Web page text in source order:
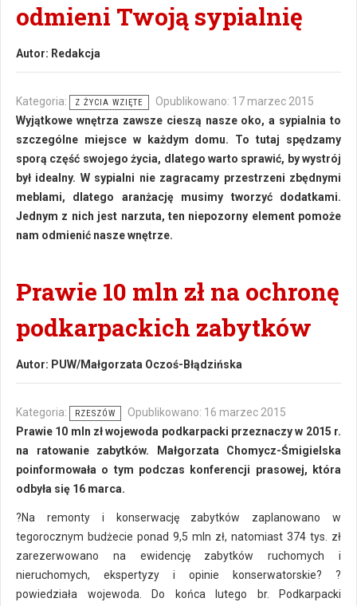
odmieni Twoją sypialnię
Autor: Redakcja
Kategoria: Z ŻYCIA WZIĘTE
Opublikowano: 17 marzec 2015
Wyjątkowe wnętrza zawsze cieszą nasze oko, a sypialnia to
szczególne miejsce w każdym domu. To tutaj spędzamy
sporą część swojego życia, dlatego warto sprawić, by wystrój
był idealny. W sypialni nie zagracamy przestrzeni zbędnymi
meblami, dlatego aranżację musimy tworzyć dodatkami.
Jednym z nich jest narzuta, ten niepozorny element pomoże
nam odmienić nasze wnętrze.
Prawie 10 mln zł na ochronę
podkarpackich zabytków
Autor: PUW/Małgorzata Oczoś-Błądzińska
Kategoria: RZESZÓW
Opublikowano: 16 marzec 2015
Prawie 10 mln zł wojewoda podkarpacki przeznaczy w 2015 r.
na ratowanie zabytków. Małgorzata Chomycz-Śmigielska
poinformowała o tym podczas konferencji prasowej, która
odbyła się 16 marca.
?Na remonty i konserwację zabytków zaplanowano w
tegorocznym budżecie ponad 9,5 mln zł, natomiast 374 tys. zł
zarezerwowano na ewidencję zabytków ruchomych i
nieruchomych, ekspertyzy i opinie konserwatorskie? ?
powiedziała wojewoda. Do końca lutego br. Podkarpacki